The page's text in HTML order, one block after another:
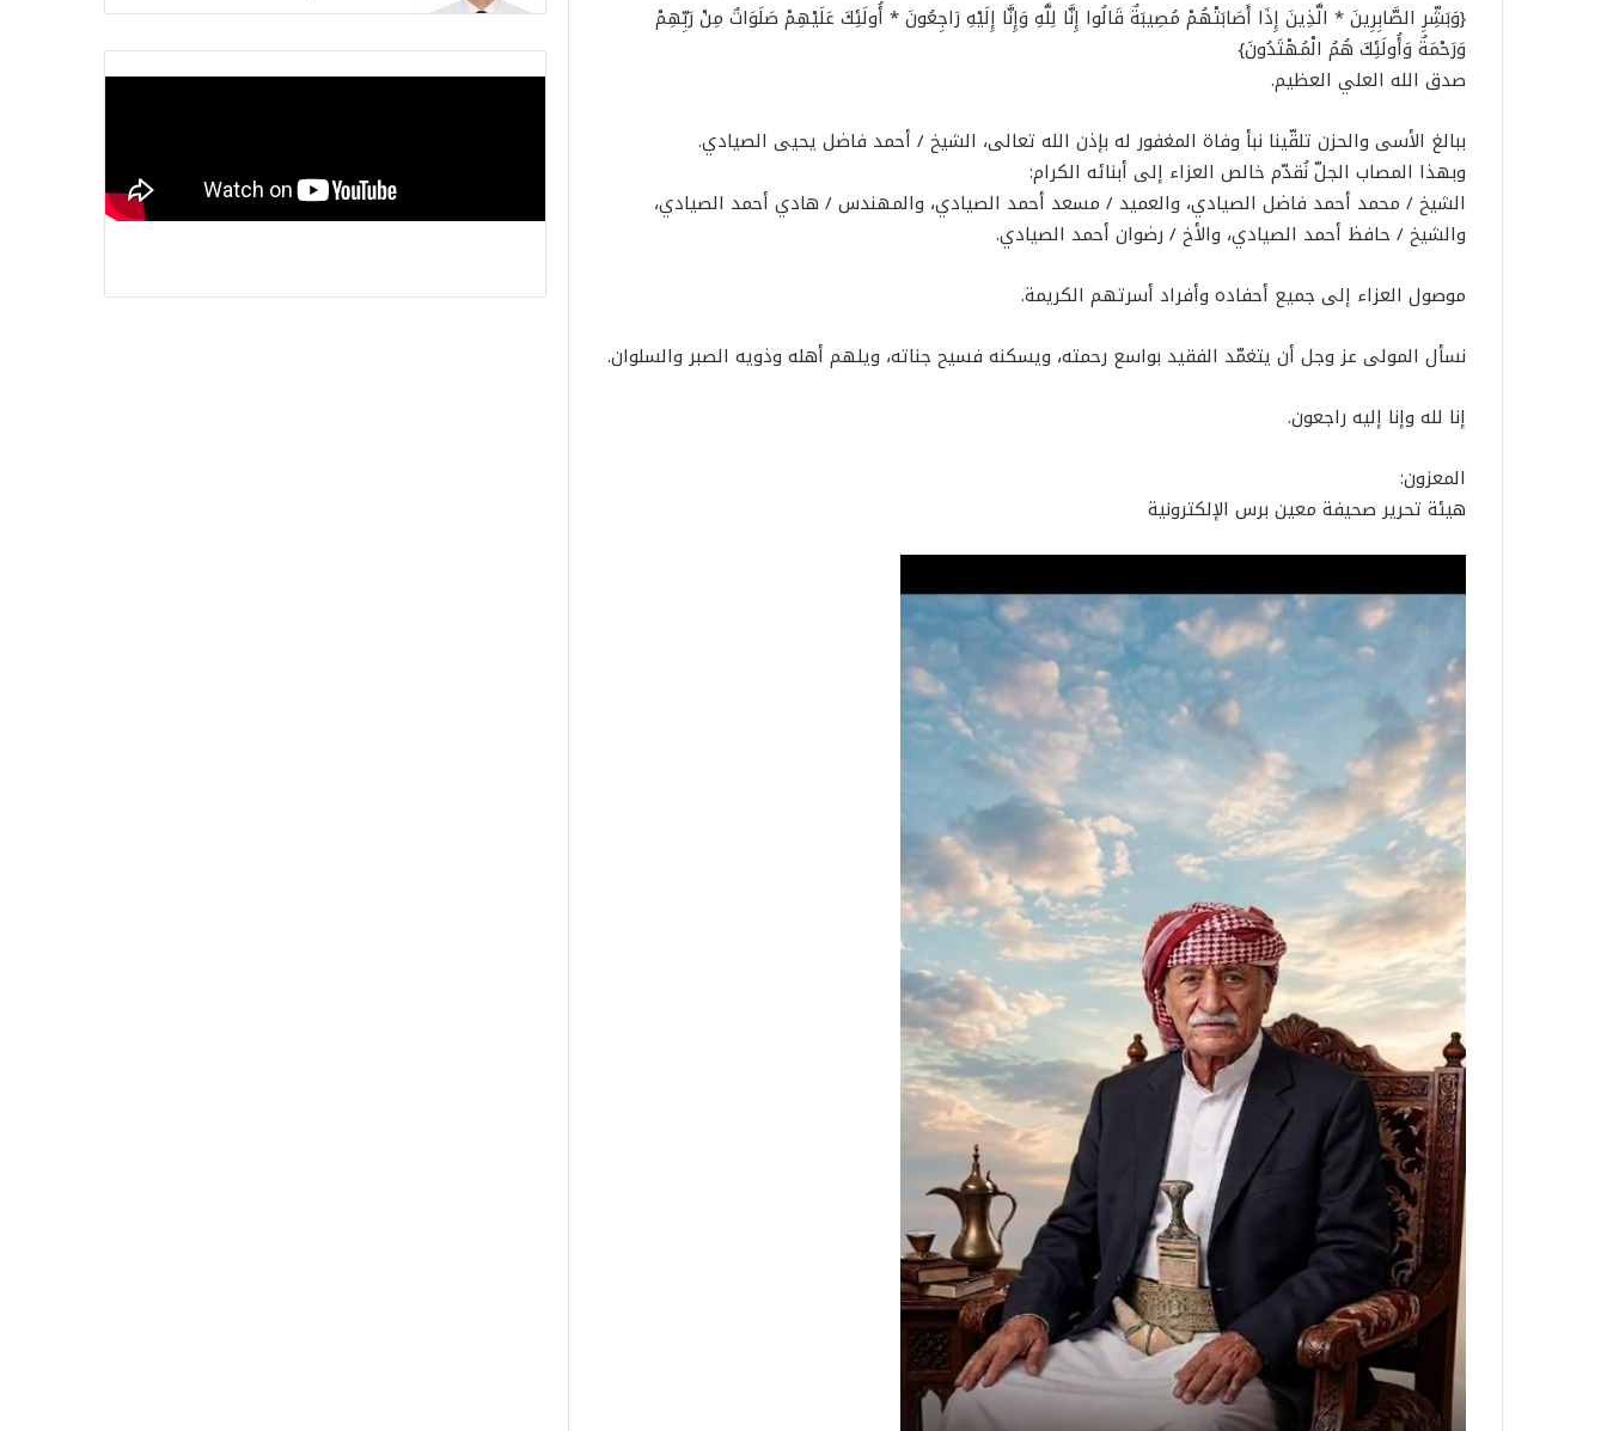
{وَبَشِّرِ الصَّابِرِينَ * الَّذِينَ إِذَا أَصَابَتْهُمْ مُصِيبَةٌ قَالُوا إِنَّا لِلَّهِ وَإِنَّا إِلَيْهِ رَاجِعُونَ * أُولَئِكَ عَلَيْهِمْ صَلَوَاتٌ مِنْ رَبِّهِمْ
وَرَحْمَةٌ وَأُولَئِكَ هُمُ الْمُهْتَدُونَ}
صدق الله العلي العظيم.
ببالغ الأسى والحزن تلقّينا نبأ وفاة المغفور له بإذن الله تعالى، الشيخ / أحمد فاضل يحيى الصيادي.
وبهذا المصاب الجلّ نُقدّم خالص العزاء إلى أبنائه الكرام:
الشيخ / محمد أحمد فاضل الصيادي، والعميد / مسعد أحمد الصيادي، والمهندس / هادي أحمد الصيادي،
والشيخ / حافظ أحمد الصيادي، والأخ / رضوان أحمد الصيادي.
موصول العزاء إلى جميع أحفاده وأفراد أسرتهم الكريمة.
نسأل المولى عز وجل أن يتغمّد الفقيد بواسع رحمته، ويسكنه فسيح جناته، ويلهم أهله وذويه الصبر والسلوان.
إنا لله وإنا إليه راجعون.
المعزون:
هيئة تحرير صحيفة معين برس الإلكترونية